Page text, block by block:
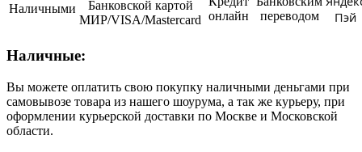
Наличными
Банковской картой
МИР/VISA/Mastercard онлайн
переводом
Пэй
Наличные:
Вы можете оплатить свою покупку наличными деньгами при
самовывозе товара из нашего шоурума, а так же курьеру, при
оформлении курьерской доставки по Москве и Московской
области.